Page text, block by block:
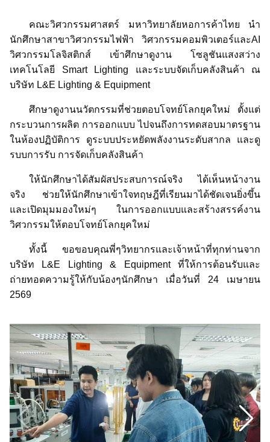
คณะวิศวกรรมศาสตร์ มหาวิทยาลัยหอการค้าไทย นำ
นักศึกษาสาขาวิศวกรรมไฟฟ้า วิศวกรรมคอมพิวเตอร์และAI
วิศวกรรมโลจิสติกส์ เข้าศึกษาดูงาน โซลูชันแสงสว่าง
เทคโนโลยี Smart Lighting และระบบจัดเก็บคลังสินค้า ณ
บริษัท L&E Lighting & Equipment
ศึกษาดูงานนวัตกรรมที่ช่วยตอบโจทย์โลกยุคใหม่ ตั้งแต่
กระบวนการผลิต การออกแบบ ไปจนถึงการทดสอบมาตรฐาน
ในห้องปฏิบัติการ ดูระบบประหยัดพลังงานระดับสากล และดู
รบบการรับ การจัดเก็บคลังสินค้า
ให้นักศึกษาได้สัมผัสประสบการณ์จริง ได้เห็นหน้างาน
จริง ช่วยให้นักศึกษาเข้าใจทฤษฎีที่เรียนมาได้ชัดเจนยิ่งขึ้น
และเปิดมุมมองใหม่ๆ ในการออกแบบและสร้างสรรค์งาน
วิศวกรรมให้ตอบโจทย์โลกยุคใหม่
ทั้งนี้ ขอขอบคุณพี่ๆวิทยากรและเจ้าหน้าที่ทุกท่านจาก
บริษัท L&E Lighting & Equipment ที่ให้การต้อนรับและ
ถ่ายทอดความรู้ให้กับน้องๆนักศึกษา เมื่อวันที่ 24 เมษายน
2569